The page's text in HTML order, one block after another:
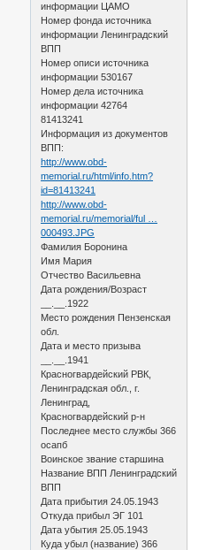
информации ЦАМО
Номер фонда источника
информации Ленинградский
ВПП
Номер описи источника
информации 530167
Номер дела источника
информации 42764
81413241
Информация из документов
ВПП:
http://www.obd-
memorial.ru/html/info.htm?
id=81413241
http://www.obd-
memorial.ru/memorial/ful …
000493.JPG
Фамилия Боронина
Имя Мария
Отчество Васильевна
Дата рождения/Возраст
__.__.1922
Место рождения Пензенская
обл.
Дата и место призыва
__.__.1941
Красногвардейский РВК,
Ленинградская обл., г.
Ленинград,
Красногвардейский р-н
Последнее место службы 366
осапб
Воинское звание старшина
Название ВПП Ленинградский
ВПП
Дата прибытия 24.05.1943
Откуда прибыл ЭГ 101
Дата убытия 25.05.1943
Куда убыл (название) 366